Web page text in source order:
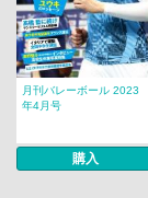
月刊バレーボール 2023
年4月号
購入